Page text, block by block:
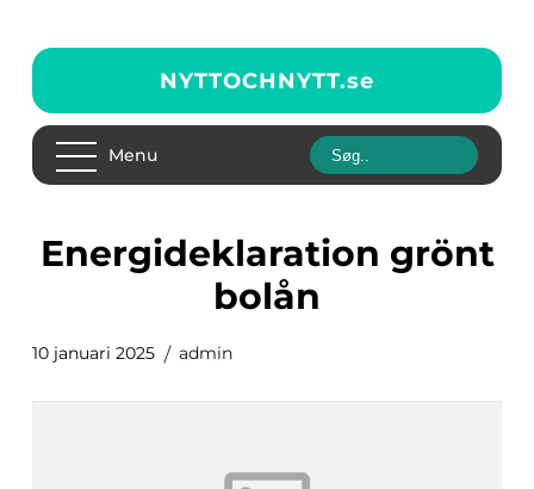
NYTTOCHNYTT.se
Menu
energideklaration grönt
bolån
10 januari 2025 admin